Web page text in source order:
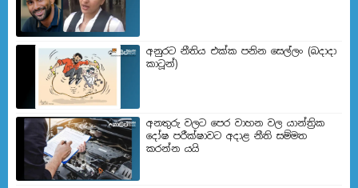
අනුරට නීතිය එක්ක පනින සෙල්ලං (බදාදා
කාටූන්)
අනතුරු වලට පෙර වාහන වල යාන්ත්‍රික
දෝෂ පරීක්ෂාවට අදාළ නීති සම්මත
කරන්න යයි